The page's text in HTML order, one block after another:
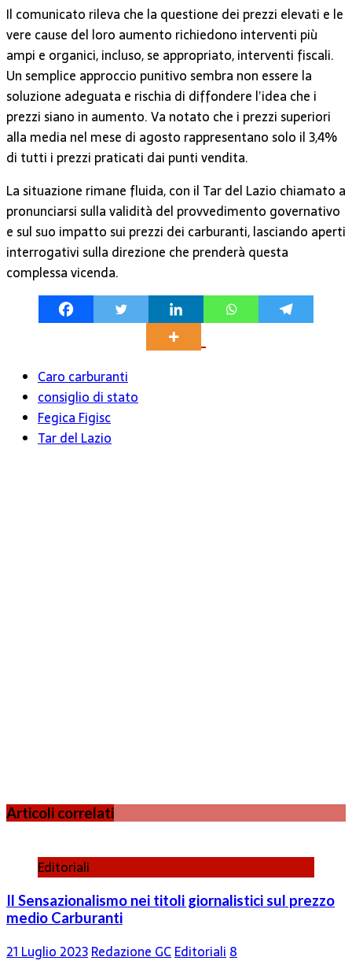
Il comunicato rileva che la questione dei prezzi elevati e le
vere cause del loro aumento richiedono interventi più
ampi e organici, incluso, se appropriato, interventi fiscali.
Un semplice approccio punitivo sembra non essere la
soluzione adeguata e rischia di diffondere l’idea che i
prezzi siano in aumento. Va notato che i prezzi superiori
alla media nel mese di agosto rappresentano solo il 3,4%
di tutti i prezzi praticati dai punti vendita.
La situazione rimane fluida, con il Tar del Lazio chiamato a
pronunciarsi sulla validità del provvedimento governativo
e sul suo impatto sui prezzi dei carburanti, lasciando aperti
interrogativi sulla direzione che prenderà questa
complessa vicenda.
Caro carburanti
consiglio di stato
Fegica Figisc
Tar del Lazio
Articoli correlati
Editoriali
Il Sensazionalismo nei titoli giornalistici sul prezzo
medio Carburanti
21 Luglio 2023Redazione GCEditoriali 8